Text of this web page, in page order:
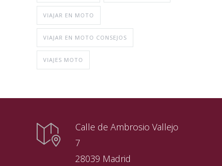
VIAJAR EN MOTO
VIAJAR EN MOTO CONSEJOS
VIAJES MOTO
Calle de Ambrosio Vallejo
7
28039 Madrid